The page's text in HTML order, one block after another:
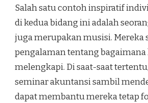
Salah satu contoh inspiratif
di kedua bidang ini adalah
juga merupakan musisi. Mereka
pengalaman tentang bagaimana
melengkapi. Di saat-saat
seminar akuntansi sambil
dapat membantu mereka tetap